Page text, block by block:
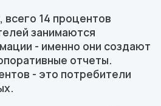
14 процентов
занимаются
- именно они создают
отчеты.
- это потребители